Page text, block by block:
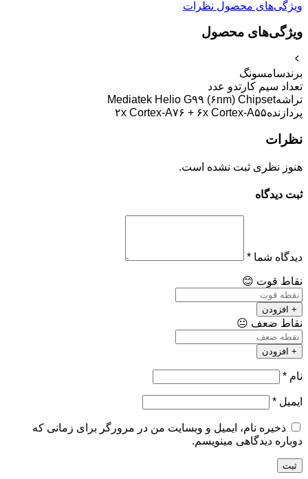
ویژگی‌های محصول نظرات
ویژگی‌های محصول
برندسامسونگ
تعداد سیم کارتدو عدد
تراشهMediatek Helio G۹۹ (۶nm) Chipset
پردازنده۲x Cortex-A۷۶ + ۶x Cortex-A۵۵
نظرات
هنوز نظری ثبت نشده است.
ثبت دیدگاه
دیدگاه شما *
نقاط قوت 😊
+ افزودن
نقاط ضعف 😐
+ افزودن
نام *
ایمیل *
ذخیره نام، ایمیل و وبسایت من در مرورگر برای زمانی که
دوباره دیدگاهی مینویسم.
ثبت